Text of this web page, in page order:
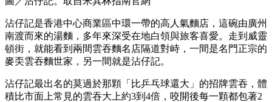
沾仔記是香港中心商業區中環一帶的高人氣麵店，這碗由廣州
南渡而來的湯麵，多年來深受在地白領與旅客喜愛。走到威靈
頓街，就能看到兩間雲吞麵名店隔道對峙，一間是名門正宗的
麥奀雲吞麵世家，另一間就是沾仔記。
沾仔記最出名的莫過於那顆「比乒乓球還大」的招牌雲吞，體
積比市面上常見的雲吞大上約3到4倍，咬開後每一顆都包著2